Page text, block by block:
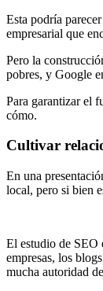
Esta podría
empresarial que
Pero la
pobres, y Google
Para garantizar el
cómo.
Cultivar
En una
local, pero si bien
El estudio de SEO
empresas, los
mucha autoridad